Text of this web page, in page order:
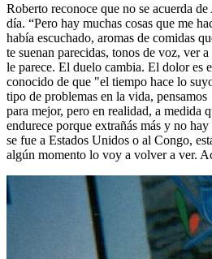
Roberto reconoce que no se acuerda
día. “Pero hay muchas cosas que me
había escuchado, aromas de comidas
te suenan parecidas, tonos de voz, ver
le parece. El duelo cambia. El dolor es
conocido de que "el tiempo hace lo
tipo de problemas en la vida,
para mejor, pero en realidad, a medida
endurece porque extrañás más y no
se fue a Estados Unidos o al Congo,
algún momento lo voy a volver a ver.